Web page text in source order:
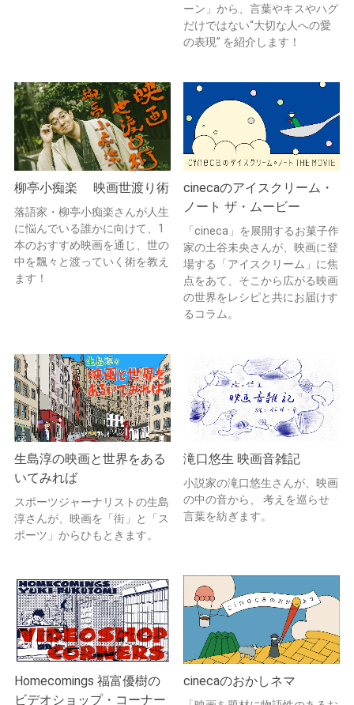
ーン」から、言葉やキスやハグ
だけではない“大切な人への愛
の表現” を紹介します！
柳亭小痴楽 映画世渡り術
落語家・柳亭小痴楽さんが人生
に悩んでいる誰かに向けて、1
本のおすすめ映画を通じ、世の
中を飄々と渡っていく術を教え
ます！
cinecaのアイスクリーム・
ノート ザ・ムービー
「cineca」を展開するお菓子作
家の土谷未央さんが、映画に登
場する「アイスクリーム」に焦
点をあて、そこから広がる映画
の世界をレシピと共にお届けす
るコラム。
生島淳の映画と世界をある
いてみれば
スポーツジャーナリストの生島
淳さんが、映画を「街」と「ス
ポーツ」からひもときます。
滝口悠生 映画音雑記
小説家の滝口悠生さんが、映画
の中の音から、 考えを巡らせ
言葉を紡ぎます。
Homecomings 福富優樹の
ビデオショップ・コーナー
cinecaのおかしネマ